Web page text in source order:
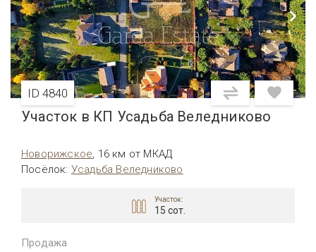
ID 4840
Участок в КП Усадьба Веледниково
Новорижское, 16 км от МКАД
Посёлок: Усадьба Веледниково
Участок:
15 сот.
Продажа